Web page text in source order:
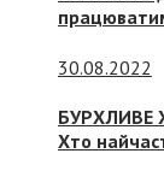
30.08.2022
БУРХЛИВЕ
Хто